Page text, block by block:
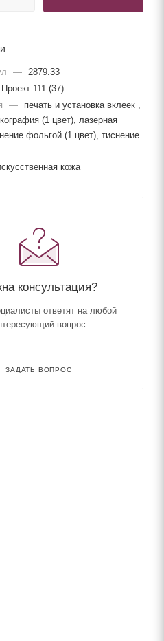
—
2879.33
Проект 111 (37)
—
печать и установка вклеек ,
(1 цвет), лазерная
фольгой (1 цвет), тиснение
кожа
консультация?
ответят на любой
вопрос
ЗАДАТЬ ВОПРОС